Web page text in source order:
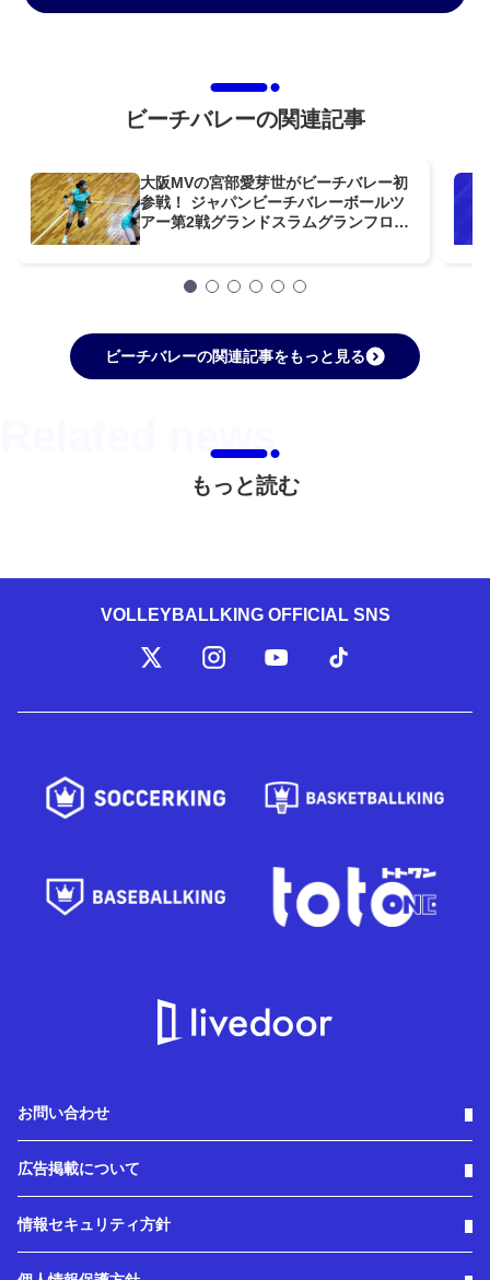
ビーチバレーの関連記事
大阪MVの宮部愛芽世がビーチバレー初
参戦！ ジャパンビーチバレーボールツ
アー第2戦グランドスラムグランフロン
ビーチバレーの関連記事をもっと見る
もっと読む
VOLLEYBALLKING OFFICIAL SNS
お問い合わせ
広告掲載について
情報セキュリティ方針